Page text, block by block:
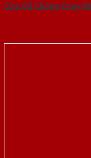
Cửa Gỗ Chống Cháy